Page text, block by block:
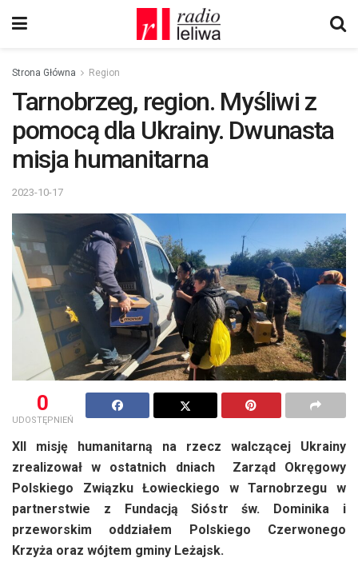
Strona Główna Region
Tarnobrzeg, region. Myśliwi z
pomocą dla Ukrainy. Dwunasta
misja humanitarna
2023-10-17
0
UDOSTĘPNIEŃ
XII misję humanitarną na rzecz walczącej Ukrainy
zrealizował w ostatnich dniach Zarząd Okręgowy
Polskiego Związku Łowieckiego w Tarnobrzegu w
partnerstwie z Fundacją Sióstr św. Dominika i
przeworskim oddziałem Polskiego Czerwonego
Krzyża oraz wójtem gminy Leżajsk.